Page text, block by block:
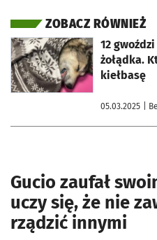
ZOBACZ RÓWNIEŻ
12
żołądka.
kiełbasę
05.03.2025 |
otworzy się w nowej karcie
Gucio zaufał
uczy się, że nie
rządzić innymi